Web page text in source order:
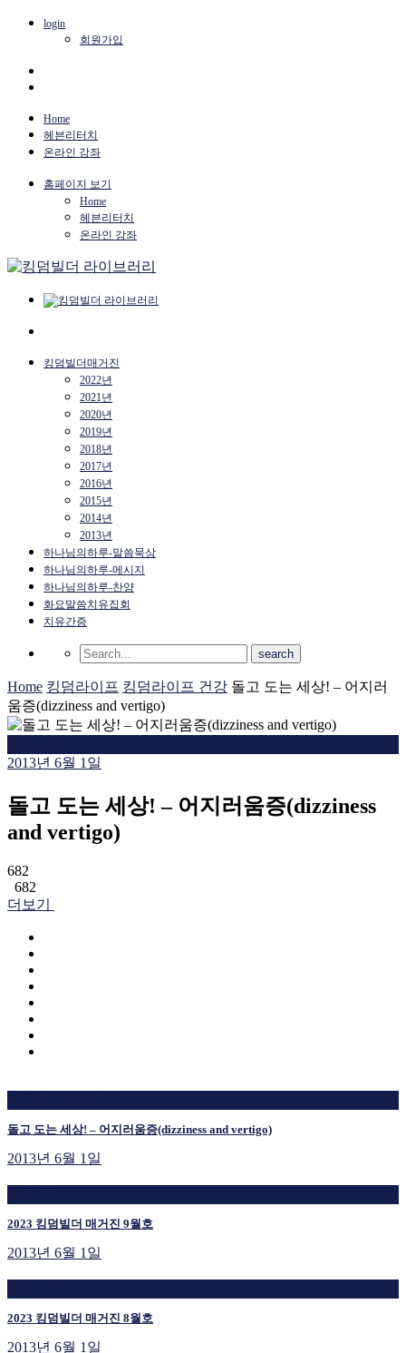
login
회원가입
Home
헤븐리터치
온라인 강좌
홈페이지 보기
Home
헤븐리터치
온라인 강좌
킹덤빌더매거진
2022년
2021년
2020년
2019년
2018년
2017년
2016년
2015년
2014년
2013년
하나님의하루-말씀묵상
하나님의하루-메시지
하나님의하루-찬양
화요말씀치유집회
치유간증
Home 킹덤라이프 킹덤라이프 건강 돌고 도는 세상! – 어지러
움증(dizziness and vertigo)
2013년 6월 1일
돌고 도는 세상! – 어지러움증(dizziness
and vertigo)
682
682
더보기
돌고 도는 세상! – 어지러움증(dizziness and vertigo)
2013년 6월 1일
2023 킹덤빌더 매거진 9월호
2013년 6월 1일
2023 킹덤빌더 매거진 8월호
2013년 6월 1일